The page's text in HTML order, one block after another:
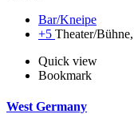
Bar/Kneipe
+5 Theater/
Quick view
Bookmark
West Germany